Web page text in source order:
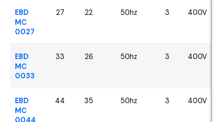
EBD
MC
0027
27 22 50hz 3 400V
EBD
MC
0033
33 26 50hz 3 400V
EBD
MC
0044
44 35 50hz 3 400V